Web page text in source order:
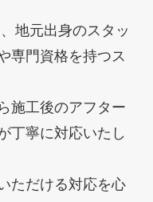
地元出身のスタッ
専門資格を持つス
施工後のアフター
丁寧に対応いたし
ただける対応を心